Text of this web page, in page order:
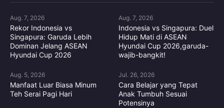
Aug. 7, 2026
Rekor Indonesia vs
Singapura: Garuda Lebih
Dominan Jelang ASEAN
Hyundai Cup 2026
Aug. 7, 2026
Indonesia vs Singapura: Duel
Hidup Mati di ASEAN
Hyundai Cup 2026,garuda-
wajib-bangkit!
Aug. 5, 2026
Manfaat Luar Biasa Minum
Teh Serai Pagi Hari
Jul. 26, 2026
Cara Belajar yang Tepat
Anak Tumbuh Sesuai
Potensinya